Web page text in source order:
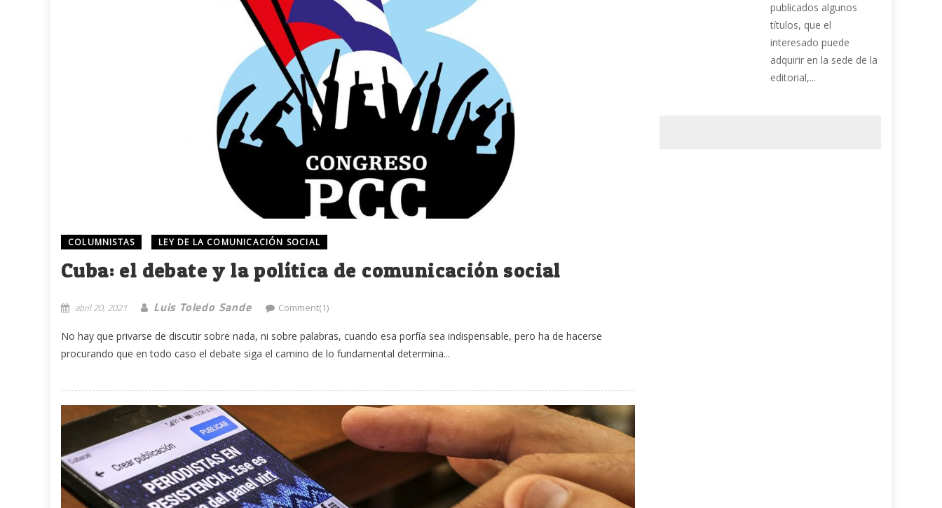
COLUMNISTAS LEY DE LA COMUNICACIÓN SOCIAL
Cuba: el debate y la política de comunicación social
abril 20, 2021 Luis Toledo Sande Comment(1)
No hay que privarse de discutir sobre nada, ni sobre palabras, cuando esa porfía sea indispensable, pero ha de hacerse
procurando que en todo caso el debate siga el camino de lo fundamental determina...
publicados algunos
títulos, que el
interesado puede
adquirir en la sede de la
editorial,...